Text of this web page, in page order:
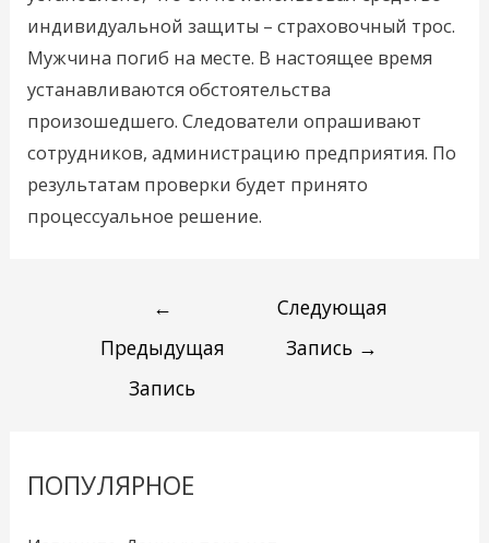
индивидуальной защиты – страховочный трос.
Мужчина погиб на месте. В настоящее время
устанавливаются обстоятельства
произошедшего. Следователи опрашивают
сотрудников, администрацию предприятия. По
результатам проверки будет принято
процессуальное решение.
←
Предыдущая
Запись
Следующая
Запись →
ПОПУЛЯРНОЕ